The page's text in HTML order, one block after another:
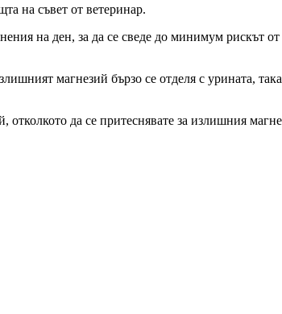
на съвет от ветеринар.
на ден, за да се сведе до минимум рискът
магнезий бързо се отделя с урината,
да се притеснявате за излишния